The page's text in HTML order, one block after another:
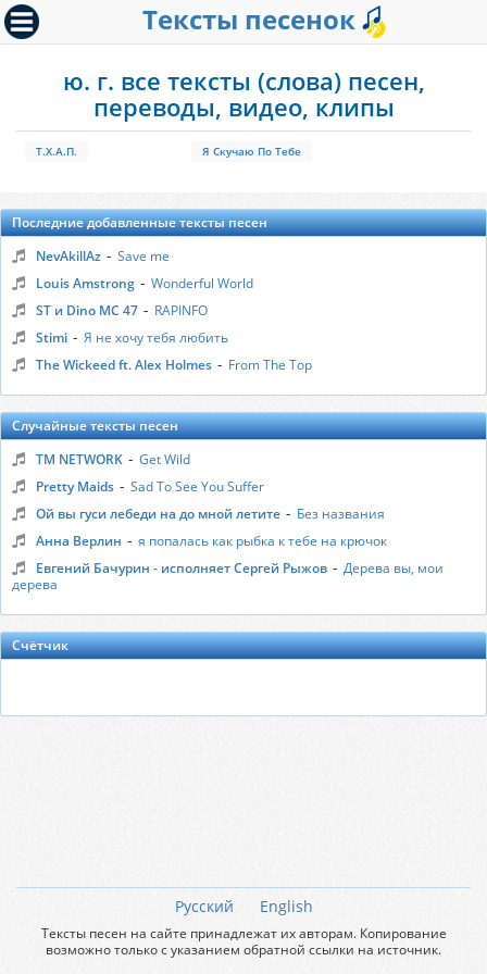
Тексты песенок
ю. г. все тексты (слова) песен,
переводы, видео, клипы
Т.Х.А.П. Я Скучаю По Тебе
Последние добавленные тексты песен
NevAkillAz - Save me
Louis Amstrong - Wonderful World
ST и Dino MC 47 - RAPINFO
Stimi - Я не хочу тебя любить
The Wickeed ft. Alex Holmes - From The Top
Случайные тексты песен
TM NETWORK - Get Wild
Pretty Maids - Sad To See You Suffer
Ой вы гуси лебеди на до мной летите - Без названия
Анна Верлин - я попалась как рыбка к тебе на крючок
Евгений Бачурин - исполняет Сергей Рыжов - Дерева вы, мои
дерева
Счётчик
Русский English
Тексты песен на сайте принадлежат их авторам. Копирование
возможно только с указанием обратной ссылки на источник.